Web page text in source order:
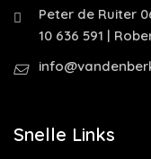
Peter de Ruiter
10 636 591 |
Snelle Links